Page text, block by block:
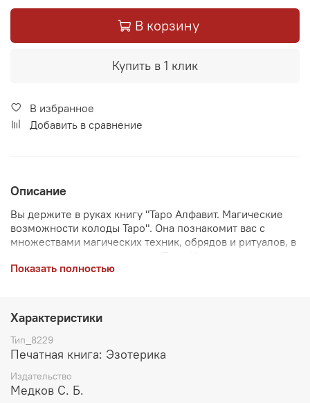
В корзину
Купить в 1 клик
В избранное
Добавить в сравнение
Описание
Вы держите в руках книгу "Таро Алфавит. Магические
возможности колоды Таро". Она познакомит вас с
множествами магических техник, обрядов и ритуалов, в
о магии в картах Таро от самых азов - создания колоды
формирования весомых влияний и изменений в жизни
людей. Помимо практической магической
составляющей вы получите значительное количество
теоретического материала, дающего ответы на вопрос,
Показать полностью
Характеристики
Тип_8229
Печатная книга: Эзотерика
Издательство
Медков С. Б.